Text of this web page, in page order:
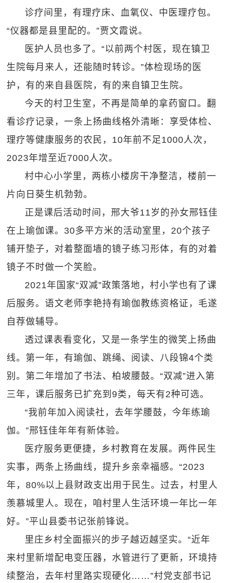
诊疗间里，有理疗床、血氧仪、中医理疗包。
“仪器都是县里配的。”贾文霞说。
医护人员也多了。“以前两个村医，现在镇卫
生院每月来人，还能随时转诊。”体检现场的医
护，有的来自县医院，有的来自镇卫生院。
今天的村卫生室，不再是简单的拿药窗口。翻
看诊疗记录，一条上扬曲线格外清晰：享受体检、
理疗等健康服务的农民，10年前不足1000人次，
2023年增至近7000人次。
村中心小学里，两栋小楼房干净整洁，楼前一
片向日葵生机勃勃。
正是课后活动时间，邢大爷11岁的孙女邢钰佳
在上瑜伽课。30多平方米的活动室里，20个孩子
铺开垫子，对着整面墙的镜子练习形体，有的对着
镜子不时做一个笑脸。
2021年国家“双减”政策落地，村小学也有了课
后服务。语文老师李艳持有瑜伽教练资格证，毛遂
自荐做辅导。
透过课表看变化，又是一条学生的微笑上扬曲
线。第一年，有瑜伽、跳绳、阅读、八段锦4个类
别。第二年增加了书法、柏坡腰鼓。“双减”进入第
三年，课后服务已扩充到9类，每天有2种可选。
“我前年加入阅读社，去年学腰鼓，今年练瑜
伽。”邢钰佳年年有新体验。
医疗服务更便捷，乡村教育在发展。两件民生
实事，两条上扬曲线，提升乡亲幸福感。“2023
年，80%以上县财政支出用于民生。过去，村里人
羡慕城里人。现在，咱村里人生活环境一年比一年
好。”平山县委书记张前锋说。
里庄乡村全面振兴的步子越迈越坚实。“近年
来村里新增配电变压器，水管进行了更新，环境持
续整治，去年村里路实现硬化……”村党支部书记